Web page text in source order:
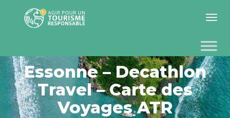
Toggle
Essonne – Decathlon
Travel – Carte des
Voyages ATR